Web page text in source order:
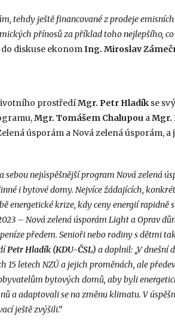
tehdy ještě financované z prodeje
přínosů za příklad toho nejlepšího,
diskuse ekonomIng. Miroslav
prostředíMgr. Petr Hladík se
Mgr. Tomášem Chalupou aMgr.
úsporám a Nová zelená úsporám,
nejúspěšnější program Nová zelená
i bytové domy. Nejvíce žádajících,
energetické krize, kdy ceny energií
– Nová zelená úsporám Light a Oprav
předem. Senioři nebo rodiny s dětmi
Petr Hladík (KDU-ČSL) a doplnil: „V
letech NZÚ a jejich proměnách, ale
bytových domů, aby byli
a adaptovali se na změnu klimatu. V
ještě zvýšili.“